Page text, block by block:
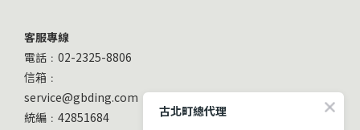
客服專線
電話﹕02-2325-8806
信箱﹕
service@gbding.com
統編﹕42851684
古北町總代理